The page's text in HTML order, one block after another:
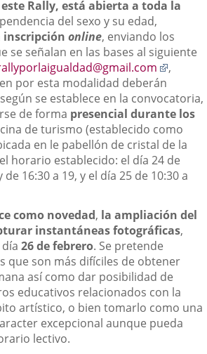
Rally, está abierta a toda la
del sexo y su edad,
inscripción online, enviando los
se señalan en las bases al siguiente
Enlace
una
,
por esta modalidad deberán
se establece en la convocatoria,
de forma presencial durante los
de turismo (establecido como
en le pabellón de cristal de la
horario establecido: el día 24 de
16:30 a 19, y el día 25 de 10:30 a
como novedad, la ampliación del
instantáneas fotográficas,
26 de febrero. Se pretende
que son más difíciles de obtener
así como dar posibilidad de
educativos relacionados con la
artístico, o bien tomarlo como una
excepcional aunque pueda
lectivo.